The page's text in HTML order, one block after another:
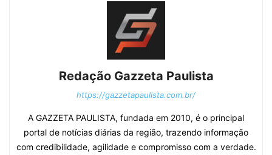
Redação Gazzeta Paulista
https://gazzetapaulista.com.br/
A GAZZETA PAULISTA, fundada em 2010, é o principal
portal de notícias diárias da região, trazendo informação
com credibilidade, agilidade e compromisso com a verdade.